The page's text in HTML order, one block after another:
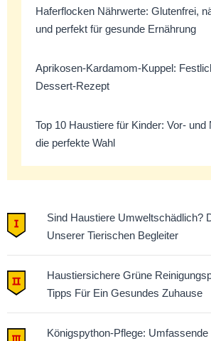
Haferflocken Nährwerte: Glutenfrei,
und perfekt für gesunde Ernährung
Aprikosen-Kardamom-Kuppel:
Dessert-Rezept
Top 10 Haustiere für Kinder: Vor- und
die perfekte Wahl
Sind Haustiere Umweltschädlich?
Unserer Tierischen Begleiter
Haustiersichere Grüne
Tipps Für Ein Gesundes Zuhause
Königspython-Pflege: